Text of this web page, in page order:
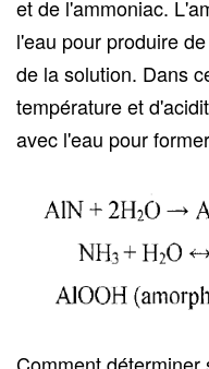
et de l'ammoniac.
l'eau pour produire
de la solution. Dans
température et
avec l'eau pour